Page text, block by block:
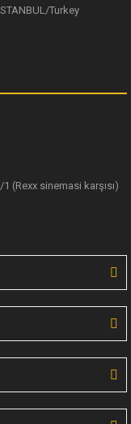
Turkey
(Rexx sinemasi karşısı)